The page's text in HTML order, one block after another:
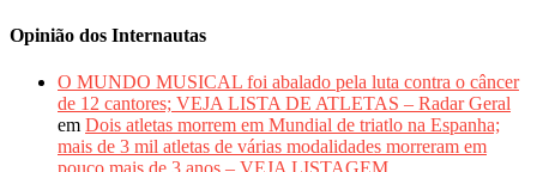
Opinião dos Internautas
O MUNDO MUSICAL foi abalado pela luta contra o câncer
de 12 cantores; VEJA LISTA DE ATLETAS – Radar Geral
em Dois atletas morrem em Mundial de triatlo na Espanha;
mais de 3 mil atletas de várias modalidades morreram em